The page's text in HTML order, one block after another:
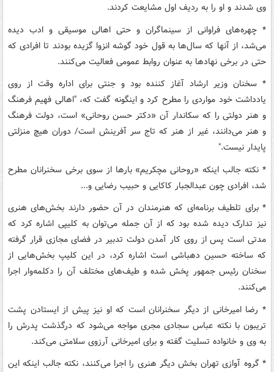
وی شدند و او را به ردیف اول مشایعت کردند.
* چهره‌های فراوانی از سینماگران و حتی اهالی موسیقی و ادب دیده
می‌شد، از آنها که سال‌ها به قول خود گوشه انزوا گزیده بودند تا افرادی که
حتی در برخی نهادها به عنوان روابط عمومی فعالیت می‌‌کنند.
* سخنان وزیر ارشاد آغاز کننده بود و جنتی برای اداره وقت از روی
یادداشت خود مواردی را مطرح کرد و اینگونه گفت که، "اهالی فهیم فرهنگ
و هنر دولتی را که سکاندار آن «دکتر حسن روحانی» است، دولت فرهنگ
و هنر می‌دانند، غیر از هنر که تاج سر آفرینش است/ دوران هیچ منزلتی
پایدار نیست."
* نکته جالب اینکه «روحانی مچکریم» بارها از سوی برخی سخنرانان مطرح
شد، افرادی چون عبدالجبار کاکایی و حبیب رضایی و...
* برای تلطیف برنامه‌ای که هنرمندان در آن حضور دارند بخش‌های هنری
نیز تدارک دیده شده بود که از آن جمله می‌توان به کلیپی اشاره کرد که
مدتی است پس از روی کار آمدن دولت تدبیر در فضای مجازی قرار گرفته
که ساخته حسین دهباشی است اشاره کرد، در این کلیپ بخش‌هایی از
سخنان رئیس جمهور پخش شده و طیف‌های مختلف آن را دکلمه‌وار اجرا
می‌کنند.
* رضا امیرخانی از دیگر سخنرانان است که او نیز پیش از ایستادن پشت
تریبون با نکته عباس سجادی مجری مواجه می‌شود که درگذشت پدرش را
به وی و خانواده تسلیت گفته و برای امیرخانی آرزوی سلامتی می‌کند.
* گروه آوازی تهران بخش دیگر هنری را اجرا می‌کنند، نکته جالب اینکه این